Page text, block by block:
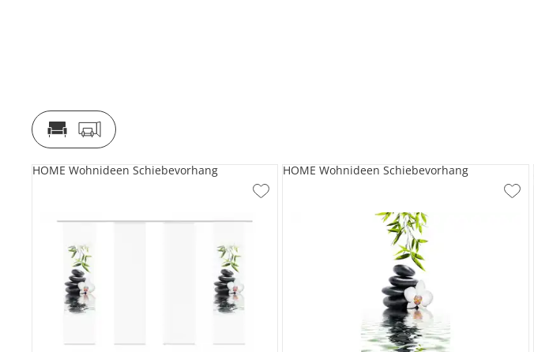
HOME Wohnideen Schiebevorhang HOME Wohnideen Schiebevorhang